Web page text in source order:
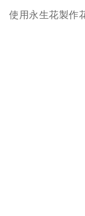
使用永生花製作